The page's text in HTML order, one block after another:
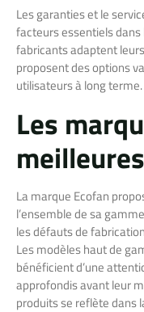
Les garanties et le
facteurs essentiels dans
fabricants adaptent
proposent des options
utilisateurs à long terme.
Les
La marque Ecofan
l’ensemble de sa
les défauts de
Les modèles haut de
bénéficient d’une
approfondis avant leur
produits se reflète dans